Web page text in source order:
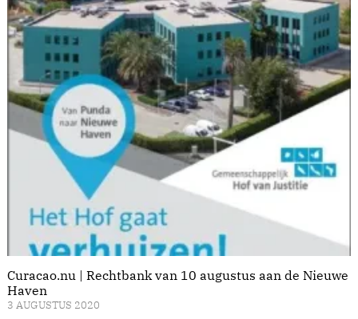
Curacao.nu | Rechtbank van 10 augustus aan de Nieuwe
Haven
3 AUGUSTUS 2020